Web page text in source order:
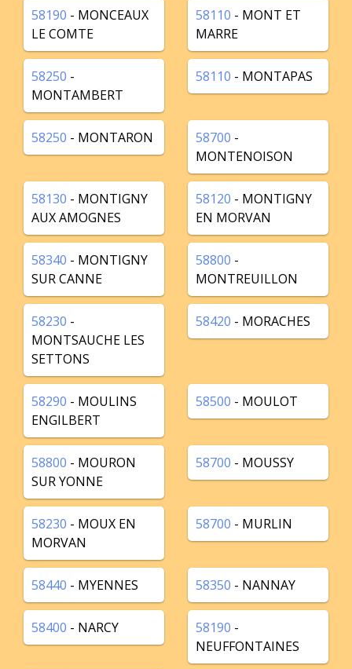
58190 - MONCEAUX
LE COMTE
58110 - MONT ET
MARRE
58250 -
MONTAMBERT
58110 - MONTAPAS
58250 - MONTARON 58700 -
MONTENOISON
58130 - MONTIGNY
AUX AMOGNES
58120 - MONTIGNY
EN MORVAN
58340 - MONTIGNY
SUR CANNE
58800 -
MONTREUILLON
58230 -
MONTSAUCHE LES
SETTONS
58420 - MORACHES
58290 - MOULINS
ENGILBERT
58500 - MOULOT
58800 - MOURON
SUR YONNE
58700 - MOUSSY
58230 - MOUX EN
MORVAN
58700 - MURLIN
58440 - MYENNES 58350 - NANNAY
58400 - NARCY 58190 -
NEUFFONTAINES